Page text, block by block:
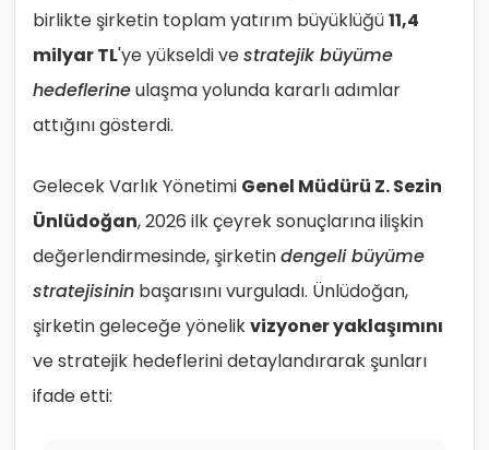
birlikte şirketin toplam yatırım büyüklüğü11,4
milyar TL'ye yükseldi vestratejik büyüme
hedeflerineulaşma yolunda kararlı adımlar
attığını gösterdi.
Gelecek Varlık Yönetimi Genel Müdürü Z. Sezin
Ünlüdoğan, 2026 ilk çeyrek sonuçlarına ilişkin
değerlendirmesinde, şirketindengeli büyüme
stratejisinin başarısını vurguladı. Ünlüdoğan,
şirketin geleceğe yönelikvizyoner yaklaşımını
ve stratejik hedeflerini detaylandırarak şunları
ifade etti: